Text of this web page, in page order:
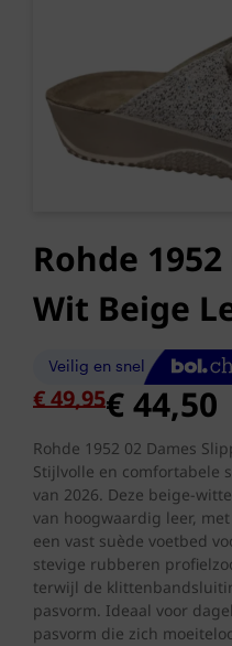
Rohde
Wit Beige
€49,95
Oorspronkelijke
was:
€ 49,95.
€44,50
Huidige
is:
€ 44,50.
Rohde 1952 02 Dames
Stijlvolle en comfortabele
van 2026. Deze beige-
van hoogwaardig leer,
een vast suède voetbed
stevige rubberen
terwijl de
pasvorm. Ideaal voor
pasvorm die zich